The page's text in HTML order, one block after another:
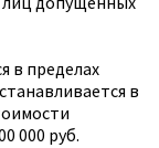
в пределах
в
000 руб.